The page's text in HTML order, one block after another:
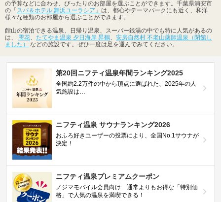
の予算などに合わせ、ぴったりのお部屋を選ぶことができます。千葉県浦安市
の「 スパ＆ホテル 舞浜ユーラシア」 は、都心やテーマパークにも近く、和洋
様々な種類のお部屋から選ぶことができます。
館山の宿泊できる温泉、日帰り温泉、スーパー銭湯の中でも特に人気があるの
は、 雫花 たてやま温泉 夕日海岸 昇鶴
安房自然村 不老山薬師温泉（閉館し
ました）
などの施設です。ぜひ一度は足を運んでみてください。
第20回ニフティ温泉年間ランキング2025
全国約2.2万件の中から頂点に選ばれた、2025年の人
気施設は…
ニフティ温泉 サウナランキング2026
おふろ好きユーザーの投票により、全国No.1サウナが
決定！
ニフティ温泉プレミアムクーポン
ノジマモバイル会員向け 通常よりもお得な「特別価
格」で人気の温泉を満喫できる！